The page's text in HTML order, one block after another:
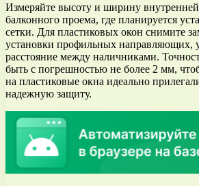
Измеряйте высоту и ширину
балконного проема, где планируется
сетки. Для пластиковых окон снимите
установки профильных направляющих,
расстояние между наличниками.
быть с погрешностью не более 2 мм,
на пластиковые окна идеально
надежную защиту.